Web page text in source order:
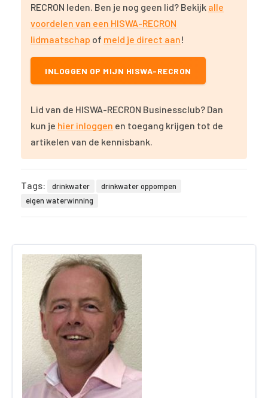
RECRON leden. Ben je nog geen lid? Bekijk alle
voordelen van een HISWA-RECRON
lidmaatschap of meld je direct aan!
INLOGGEN OP MIJN HISWA-RECRON
Lid van de HISWA-RECRON Businessclub? Dan
kun je hier inloggen en toegang krijgen tot de
artikelen van de kennisbank.
Tags: drinkwater
drinkwater oppompen
eigen waterwinning